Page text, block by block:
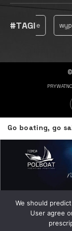
#TAGI
żeglowanie
Go boating, go
Strefa emocji
We should
User agree